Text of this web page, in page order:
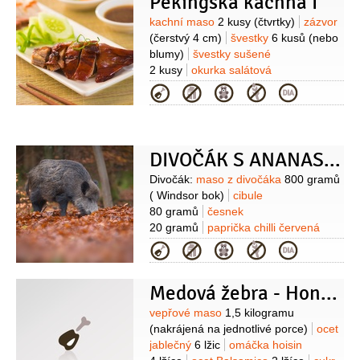
na potírání)
Nakládané okurky:
okurka salátová1 kus
ocet rýžový
120 mililitrů
voda
220 mililitrů
(horká)
cukr krystal 6 lžic
2 lžičky K podávání: omáčka
hoisin
omáčka sriracha
cibulka
Suroviny
kachní maso 2 kusy (čtvrtky)
zázvor
(čerstvý 4 cm)
švestky 6 kusů (nebo
blumy)
švestky sušené
2 kusy
okurka salátová
2 kusy
cibulka jarní4 kusy
2 lžíce (švestkové)
paprička chilli
Kategorie
DIVOČÁK S ANANASEM A PASTINÁKOVÝM PYRÉ
Suroviny
Divočák: maso z divočáka 800 gramů
( Windsor bok)
cibule
80 gramů
česnek
20 gramů
paprička chilli červená
4 gramy (Piri Piri)
šťáva
pomerančová200 mililitrů
omáčka
40 mililitrů
zázvor20 gramů
(čerstvý)
cukr třtinový
Topinambur:
topinambury
200 gramů
mléko
400 mililitrů
tymián
8 gramů
Kategorie
Medová žebra - Honey ribs
Suroviny
vepřové maso 1,5 kilogramu
(nakrájená na jednotlivé porce)
ocet
jablečný 6 lžic
omáčka hoisin